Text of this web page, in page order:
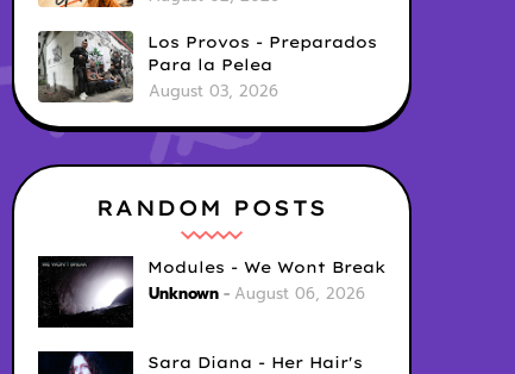
Los Provos - Preparados
Para la Pelea
August 03, 2026
RANDOM POSTS
Modules - We Wont Break
Unknown August 06, 2026
Sara Diana - Her Hair's